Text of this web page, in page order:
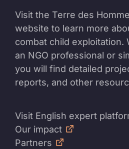
Visit the Terre des
website to learn more
combat child exploitation.
an NGO professional or
you will find detailed
reports, and other
Visit English expert
Our impact
Partners